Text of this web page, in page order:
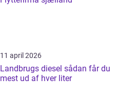
11 april 2026
Landbrugs diesel sådan får du
mest ud af hver liter